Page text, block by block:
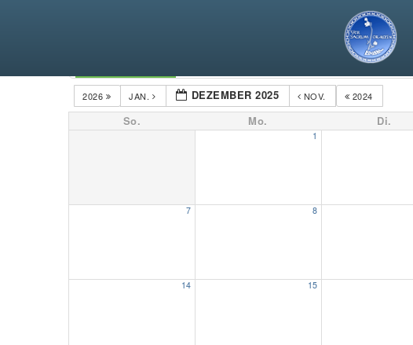
2024
NOV.
DEZEMBER 2025
JAN.
2026
So. Mo. Di.
1
7 8
14 15